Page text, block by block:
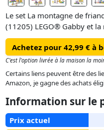
Le set La montagne de
(11205) LEGO® Gabby et
cadeau sur le thème des
garçons dès 4 ans.Avec
Pattes et Fée Minette, il
mondes enchanteurs du
plonge les tout-petits dans
travers une cascade de
un lieu merveilleux où la fée
entourée de pierres
Achetez pour 42,99 € à
C'est l'option livrée à la maison la
Certains liens peuvent être des
Amazon, je gagne des achats
Information sur le
Prix actuel